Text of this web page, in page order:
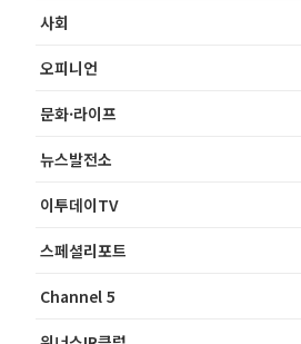
사회
오피니언
문화·라이프
뉴스발전소
이투데이TV
스페셜리포트
Channel 5